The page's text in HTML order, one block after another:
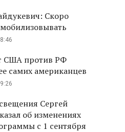
Скоро
США против РФ
самих американцев
Сергей
об изменениях
с 1 сентября